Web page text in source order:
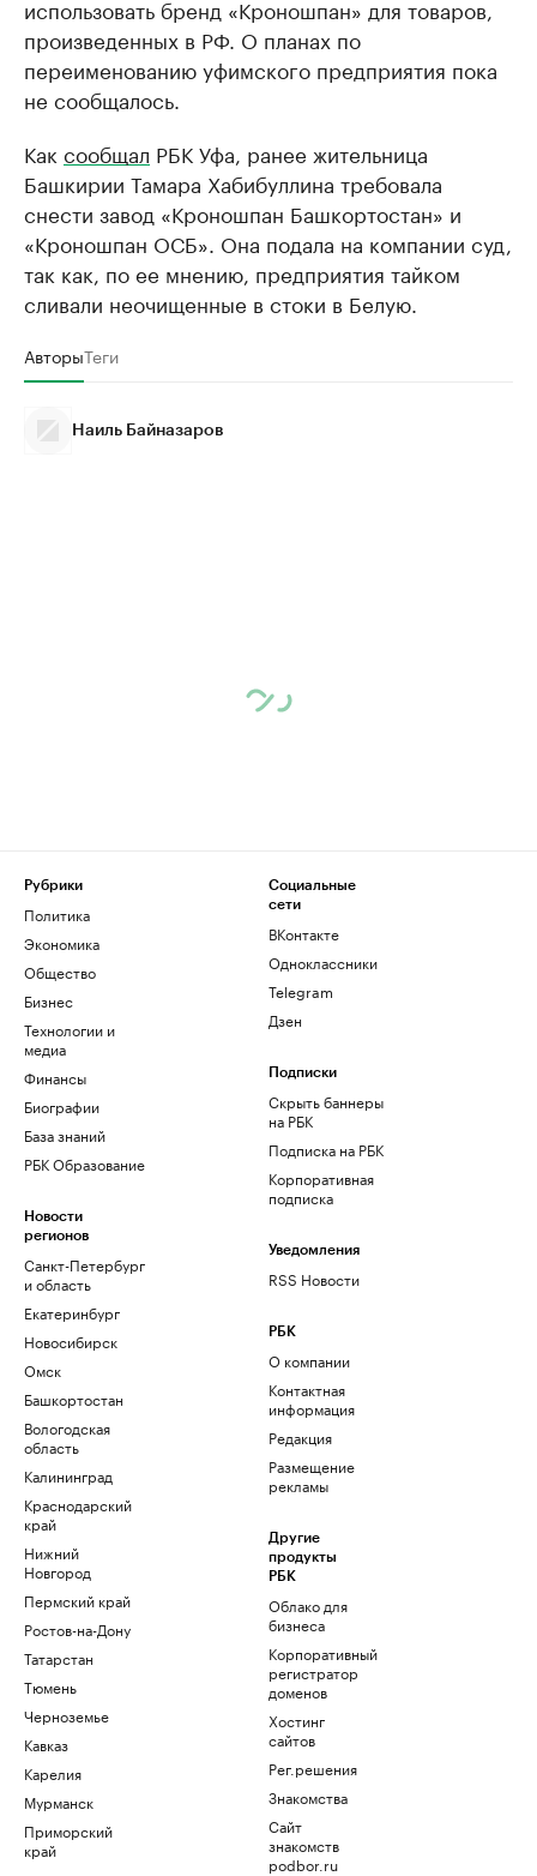
использовать бренд «Кроношпан» для товаров,
произведенных в РФ. О планах по
переименованию уфимского предприятия пока
не сообщалось.
Как сообщал РБК Уфа, ранее жительница
Башкирии Тамара Хабибуллина требовала
снести завод «Кроношпан Башкортостан» и
«Кроношпан ОСБ». Она подала на компании суд,
так как, по ее мнению, предприятия тайком
сливали неочищенные в стоки в Белую.
АвторыТеги
Наиль Байназаров
Рубрики
Политика
Экономика
Общество
Бизнес
Технологии и
медиа
Финансы
Биографии
База знаний
РБК Образование
Новости
регионов
Санкт-Петербург
и область
Екатеринбург
Новосибирск
Омск
Башкортостан
Вологодская
область
Калининград
Краснодарский
край
Нижний
Новгород
Пермский край
Ростов-на-Дону
Татарстан
Тюмень
Черноземье
Кавказ
Карелия
Мурманск
Приморский
край
Социальные
сети
ВКонтакте
Одноклассники
Telegram
Дзен
Подписки
Скрыть баннеры
на РБК
Подписка на РБК
Корпоративная
подписка
Уведомления
RSS Новости
РБК
О компании
Контактная
информация
Редакция
Размещение
рекламы
Другие
продукты
РБК
Облако для
бизнеса
Корпоративный
регистратор
доменов
Хостинг
сайтов
Рег.решения
Знакомства
Сайт
знакомств
podbor.ru